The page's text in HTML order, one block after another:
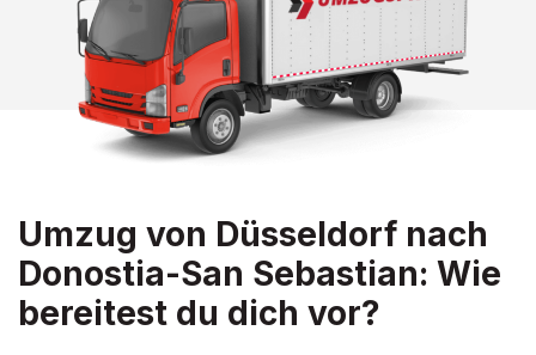
Umzug von Düsseldorf nach
Donostia-San Sebastian: Wie
bereitest du dich vor?